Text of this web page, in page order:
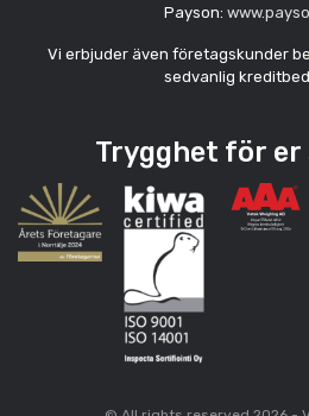
Payson:
Vi erbjuder även företagskunder
sedvanlig
Trygghet för er